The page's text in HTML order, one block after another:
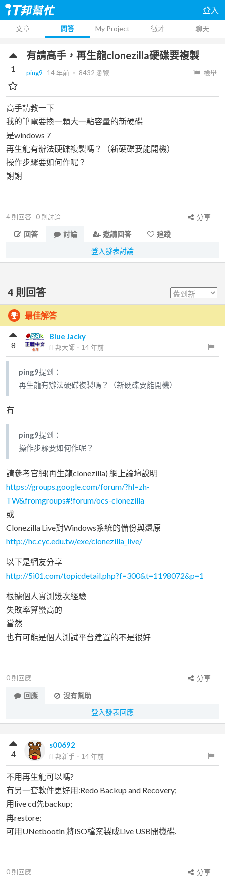
登入
文章 問答 My Project 徵才 聊天
有請高手，再生龍clonezilla硬碟要複製
ping9 14 年前 ‧ 8432 瀏覽 檢舉
1
高手請教一下
我的筆電要換一顆大一點容量的新硬碟
是windows 7
再生龍有辦法硬碟複製嗎？（新硬碟要能開機）
操作步驟要如何作呢？
謝謝
4 則回答 0 則討論
分享
回答
討論 邀請回答
追蹤
登入發表討論
4 則回答
最佳解答
Blue Jacky
iT邦大師 ． 14 年前
8
ping9提到：
再生龍有辦法硬碟複製嗎？（新硬碟要能開機）
有
ping9提到：
操作步驟要如何作呢？
請參考官網(再生龍clonezilla) 網上論壇說明
https://groups.google.com/forum/?hl=zh-
TW&fromgroups#!forum/ocs-clonezilla
或
Clonezilla Live對Windows系統的備份與還原
http://hc.cyc.edu.tw/exe/clonezilla_live/
以下是網友分享
http://5i01.com/topicdetail.php?f=300&t=1198072&p=1
根據個人實測幾次經驗
失敗率算蠻高的
當然
也有可能是個人測試平台建置的不是很好
0 則回應
分享
回應
沒有幫助
登入發表回應
s00692
iT邦新手 ． 14 年前
4
不用再生龍可以嗎?
有另一套軟件更好用:Redo Backup and Recovery;
用live cd先backup;
再restore;
可用UNetbootin 將ISO檔案製成Live USB開機碟.
0 則回應
分享